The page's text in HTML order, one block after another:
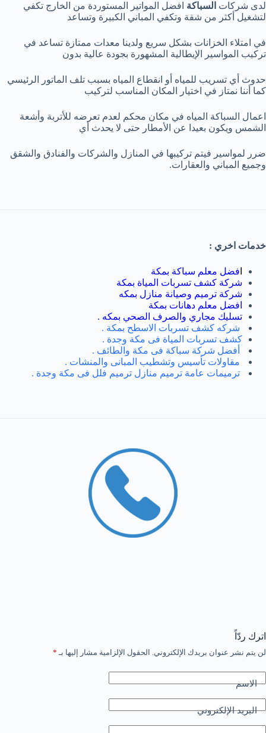
لدى شركات السباكة افضل المواتير المستوردة من الخارج تكفي
لتشغيل أكثر من شقة وتكفي المباني الكبيرة وتساعد
في امتلاء الخزانات بشكل سريع ولدينا معدات ممتازة تساعد في
تركيب المواسير الإيطالية المشهورة بجودة عالية بدون
حدوث أي تسريب للمياه أو انقطاع المياه بسبب تلف الماتور الرئيسي
كما أننا نمتاز في اختيار المكان المناسب لتركيب
اعمال السباكة المياه في مكان محكم لعدم تعرضه للأتربة وأشعة
الشمس ويكون بعيدا عن الأمطار حتى لا يحدث أي
ضرر لمواسير فيتم تركيبها في المنازل والشركات والفنادق والشقق
وجميع المباني والعقارات.
خدمات اخري :
فضل معلم سباكة بمكة
شركة كشف تسربات المياة بمكة
شركة ترميم وصيانة منازل بمكه
افضل معلم دهانات بمكة
تسليك مجاري والصرف الصحي بمكه .
شركه كشف تسربات الاسطح بمكة .
كشف تسربات المياة فى مكة وجدة .
أفضل شركة سباكة فى مكة والطائف .
مقاولات تأسيس وتشطيب المبانى والمنشات .
ترميمات عامة ترميم منازل ترميم فلل فى مكة وجدة .
اترك ردّاً
لن يتم نشر عنوان بريدك الإلكتروني. الحقول الإلزامية مشار إليها بـ *
الاسم
البريد الإلكتروني